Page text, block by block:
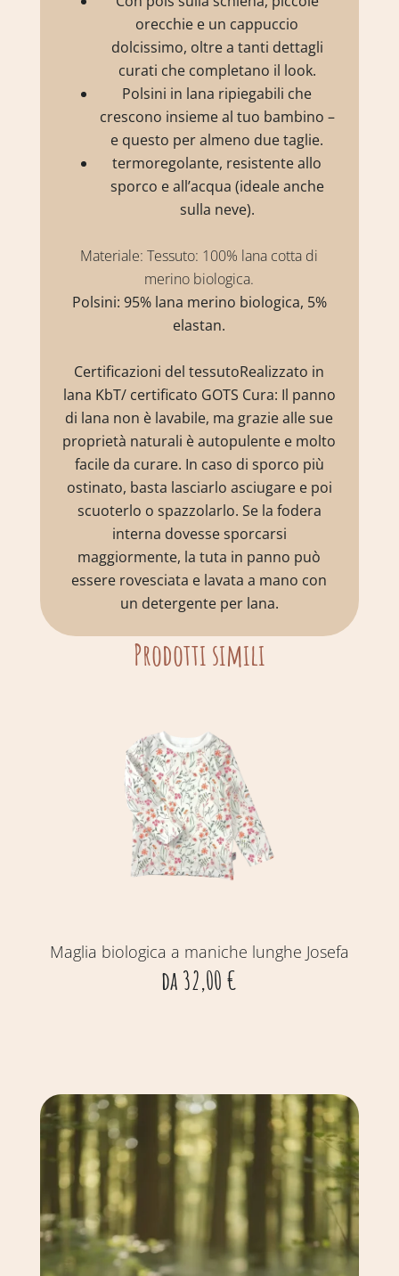
orecchie e un cappuccio
dolcissimo, oltre a tanti dettagli
curati che completano il look.
Polsini in lana ripiegabili che
crescono insieme al tuo bambino –
e questo per almeno due taglie.
termoregolante, resistente allo
sporco e all’acqua (ideale anche
sulla neve).
Materiale: Tessuto: 100% lana cotta di
merino biologica.
Polsini: 95% lana merino biologica, 5%
elastan.
Certificazioni del tessutoRealizzato in
lana KbT/ certificato GOTS Cura: Il panno
di lana non è lavabile, ma grazie alle sue
proprietà naturali è autopulente e molto
facile da curare. In caso di sporco più
ostinato, basta lasciarlo asciugare e poi
scuoterlo o spazzolarlo. Se la fodera
interna dovesse sporcarsi
maggiormente, la tuta in panno può
essere rovesciata e lavata a mano con
un detergente per lana.
Prodotti simili
Maglia biologica a maniche lunghe Josefa
da32,00€